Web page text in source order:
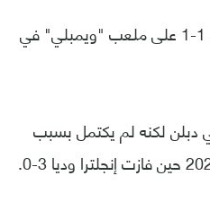
ويلتقي الجاران للمرة الأولى في بطولة رسمية منذ عام 1991 حين تعادلا 1-1 على ملعب "ويمبلي" في
رود" في دبلن لكنه لم يكتمل بسبب